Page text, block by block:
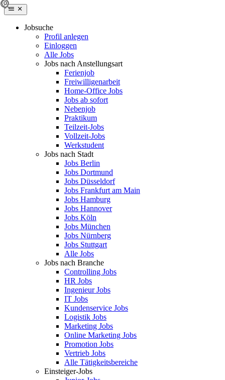
Jobsuche
Profil anlegen
Einloggen
Alle Jobs
Jobs nach Anstellungsart
Ferienjob
Freiwilligenarbeit
Home-Office Jobs
Jobs ab sofort
Nebenjob
Praktikum
Teilzeit-Jobs
Vollzeit-Jobs
Werkstudent
Jobs nach Stadt
Jobs Berlin
Jobs Dortmund
Jobs Düsseldorf
Jobs Frankfurt am Main
Jobs Hamburg
Jobs Hannover
Jobs Köln
Jobs München
Jobs Nürnberg
Jobs Stuttgart
Alle Jobs
Jobs nach Branche
Controlling Jobs
HR Jobs
Ingenieur Jobs
IT Jobs
Kundenservice Jobs
Logistik Jobs
Marketing Jobs
Online Marketing Jobs
Promotion Jobs
Vertrieb Jobs
Alle Tätigkeitsbereiche
Einsteiger-Jobs